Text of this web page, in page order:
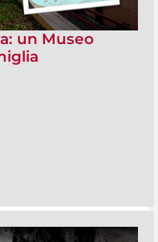
un Museo